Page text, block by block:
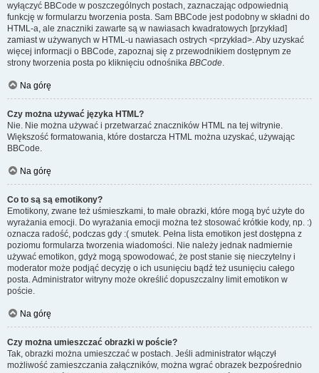
wyłączyć BBCode w poszczególnych postach, zaznaczając odpowiednią
funkcję w formularzu tworzenia posta. Sam BBCode jest podobny w składni do
HTML-a, ale znaczniki zawarte są w nawiasach kwadratowych [przykład]
zamiast w używanych w HTML-u nawiasach ostrych <przykład>. Aby uzyskać
więcej informacji o BBCode, zapoznaj się z przewodnikiem dostępnym ze
strony tworzenia posta po kliknięciu odnośnika BBCode.
Na górę
Czy można używać języka HTML?
Nie. Nie można używać i przetwarzać znaczników HTML na tej witrynie.
Większość formatowania, które dostarcza HTML można uzyskać, używając
BBCode.
Na górę
Co to są są emotikony?
Emotikony, zwane też uśmieszkami, to małe obrazki, które mogą być użyte do
wyrażania emocji. Do wyrażania emocji można też stosować krótkie kody, np. :)
oznacza radość, podczas gdy :( smutek. Pełna lista emotikon jest dostępna z
poziomu formularza tworzenia wiadomości. Nie należy jednak nadmiernie
używać emotikon, gdyż mogą spowodować, że post stanie się nieczytelny i
moderator może podjąć decyzję o ich usunięciu bądź też usunięciu całego
posta. Administrator witryny może określić dopuszczalny limit emotikon w
poście.
Na górę
Czy można umieszczać obrazki w poście?
Tak, obrazki można umieszczać w postach. Jeśli administrator włączył
możliwość zamieszczania załączników, można wgrać obrazek bezpośrednio